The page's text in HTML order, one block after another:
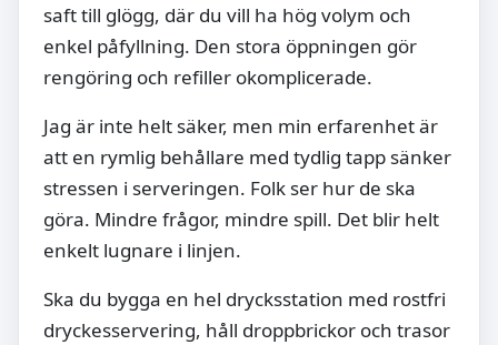
saft till glögg, där du vill ha hög volym och
enkel påfyllning. Den stora öppningen gör
rengöring och refiller okomplicerade.
Jag är inte helt säker, men min erfarenhet är
att en rymlig behållare med tydlig tapp sänker
stressen i serveringen. Folk ser hur de ska
göra. Mindre frågor, mindre spill. Det blir helt
enkelt lugnare i linjen.
Ska du bygga en hel drycksstation med rostfri
dryckesservering, håll droppbrickor och trasor